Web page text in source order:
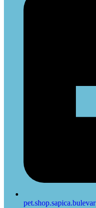
pet.shop.sapica.bulevar